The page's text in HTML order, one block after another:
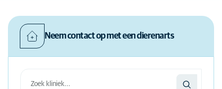
Neem contact op met een dierenarts